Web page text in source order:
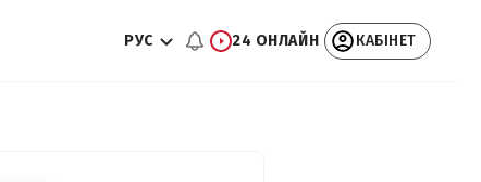
РУС 24 ОНЛАЙН КАБІНЕТ